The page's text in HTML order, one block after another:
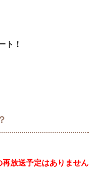
ト！
放送予定はありません